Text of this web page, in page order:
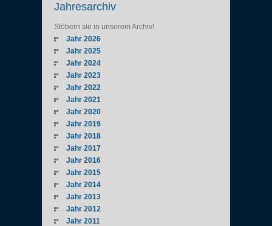
Jahresarchiv
Stöbern sie in unserem Archiv!
Jahr 2026
Jahr 2025
Jahr 2024
Jahr 2023
Jahr 2022
Jahr 2021
Jahr 2020
Jahr 2019
Jahr 2018
Jahr 2017
Jahr 2016
Jahr 2015
Jahr 2014
Jahr 2013
Jahr 2012
Jahr 2011